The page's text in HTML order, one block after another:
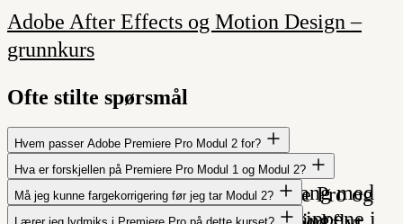
Adobe After Effects og Motion Design –
grunnkurs
Ofte stilte spørsmål
Hvem passer Adobe Premiere Pro Modul 2 for?
Kurset passer for deg som kan
grunnleggende klipping i Premiere Pro og
Hva er forskjellen på Premiere Pro Modul 1 og Modul 2?
Modul 1 handler om å komme i gang med
Må jeg kunne fargekorrigering før jeg tar Modul 2?
Nei. På kurset lærer du grunnprinsippene i